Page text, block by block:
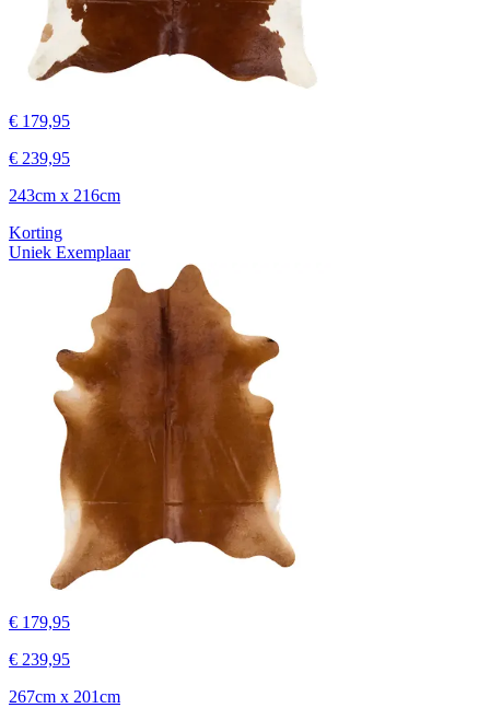
€ 179,95
€ 239,95
243cm x 216cm
Korting
Uniek Exemplaar
€ 179,95
€ 239,95
267cm x 201cm